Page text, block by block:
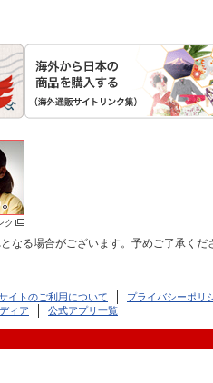
ク
なる場合がございます。予めご了承くだ
イトのご利用について
プライバシーポリ
ィア
公式アプリ一覧